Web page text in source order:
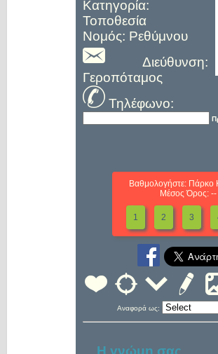
Κατηγορία:
Τοποθεσία
Νομός: Ρεθύμνου
Διεύθυνση:
Γεροπόταμος
Τηλέφωνο:
Βαθμολογήστε: Πάρκο
Μέσος Όρος: --
1 2 3
Αναφορά ως:
Η γνώμη σας